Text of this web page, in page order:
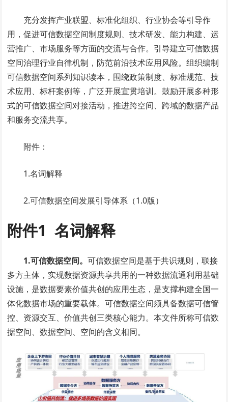
充分发挥产业联盟、标准化组织、行业协会等引导作
用，促进可信数据空间制度规则、技术研发、能力构建、运
营推广、市场服务等方面的交流与合作。引导建立可信数据
空间治理行业自律机制，防范前沿技术应用风险。组织编制
可信数据空间系列知识读本，围绕政策制度、标准规范、技
术应用、标杆案例等，广泛开展宣贯培训。鼓励开展多种形
式的可信数据空间对接活动，推进跨空间、跨域的数据产品
和服务交流共享。
附件：
1.名词解释
2.可信数据空间发展引导体系（1.0版）
附件1名词解释
1.可信数据空间。可信数据空间是基于共识规则，联接
多方主体，实现数据资源共享共用的一种数据流通利用基础
设施，是数据要素价值共创的应用生态，是支撑构建全国一
体化数据市场的重要载体。可信数据空间须具备数据可信管
控、资源交互、价值共创三类核心能力。本文件所称可信数
据空间、数据空间、空间的含义相同。